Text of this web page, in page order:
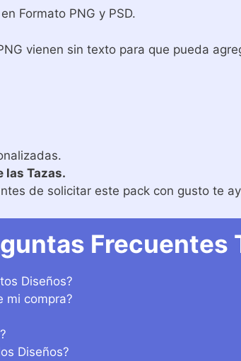
Formato PNG y PSD.
vienen sin texto para que pueda
las Tazas.
de solicitar este pack con gusto te
Frecuentes
Diseños?
mi compra?
Diseños?